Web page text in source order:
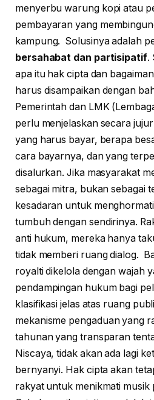
menyerbu warung kopi atau
pembayaran yang
kampung. Solusinya adalah
bersahabat dan partisipatif.
apa itu hak cipta dan
harus disampaikan dengan
Pemerintah dan LMK
perlu menjelaskan secara
yang harus bayar, berapa
cara bayarnya, dan yang
disalurkan. Jika masyarakat
sebagai mitra, bukan sebagai
kesadaran untuk
tumbuh dengan sendirinya.
anti hukum, mereka hanya
tidak memberi ruang dialog.
royalti dikelola dengan wajah
pendampingan hukum bagi
klasifikasi jelas atas ruang
mekanisme pengaduan yang
tahunan yang transparan
Niscaya, tidak akan ada lagi
bernyanyi. Hak cipta akan
rakyat untuk menikmati musik